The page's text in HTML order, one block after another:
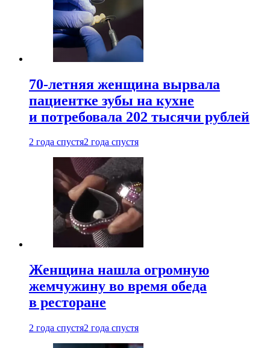
70-летняя женщина вырвала
пациентке зубы на кухне
и потребовала 202 тысячи рублей
2 года спустя2 года спустя
Женщина нашла огромную
жемчужину во время обеда
в ресторане
2 года спустя2 года спустя